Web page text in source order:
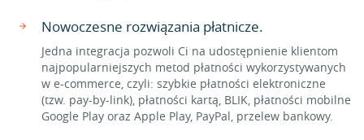
Nowoczesne rozwiązania płatnicze.
Jedna integracja pozwoli Ci na udostępnienie klientom
najpopularniejszych metod płatności wykorzystywanych
w e-commerce, czyli: szybkie płatności elektroniczne
(tzw. pay-by-link), płatności kartą, BLIK, płatności mobilne
Google Play oraz Apple Play, PayPal, przelew bankowy.